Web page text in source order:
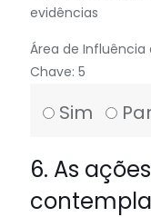
evidências
Área de Influência
Chave: 5
Sim
6. As